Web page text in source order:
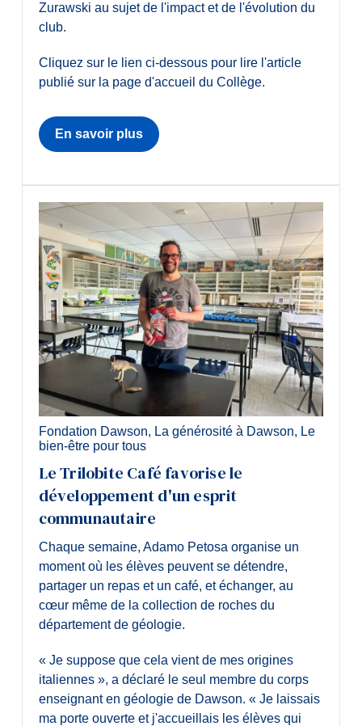
Zurawski au sujet de l'impact et de l'évolution du
club.
Cliquez sur le lien ci-dessous pour lire l'article
publié sur la page d'accueil du Collège.
En savoir plus
Fondation Dawson, La générosité à Dawson, Le
bien-être pour tous
Le Trilobite Café favorise le
développement d'un esprit
communautaire
Chaque semaine, Adamo Petosa organise un
moment où les élèves peuvent se détendre,
partager un repas et un café, et échanger, au
cœur même de la collection de roches du
département de géologie.
« Je suppose que cela vient de mes origines
italiennes », a déclaré le seul membre du corps
enseignant en géologie de Dawson. « Je laissais
ma porte ouverte et j'accueillais les élèves qui